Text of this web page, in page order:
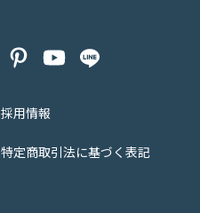
採用情報
特定商取引法に基づく表記